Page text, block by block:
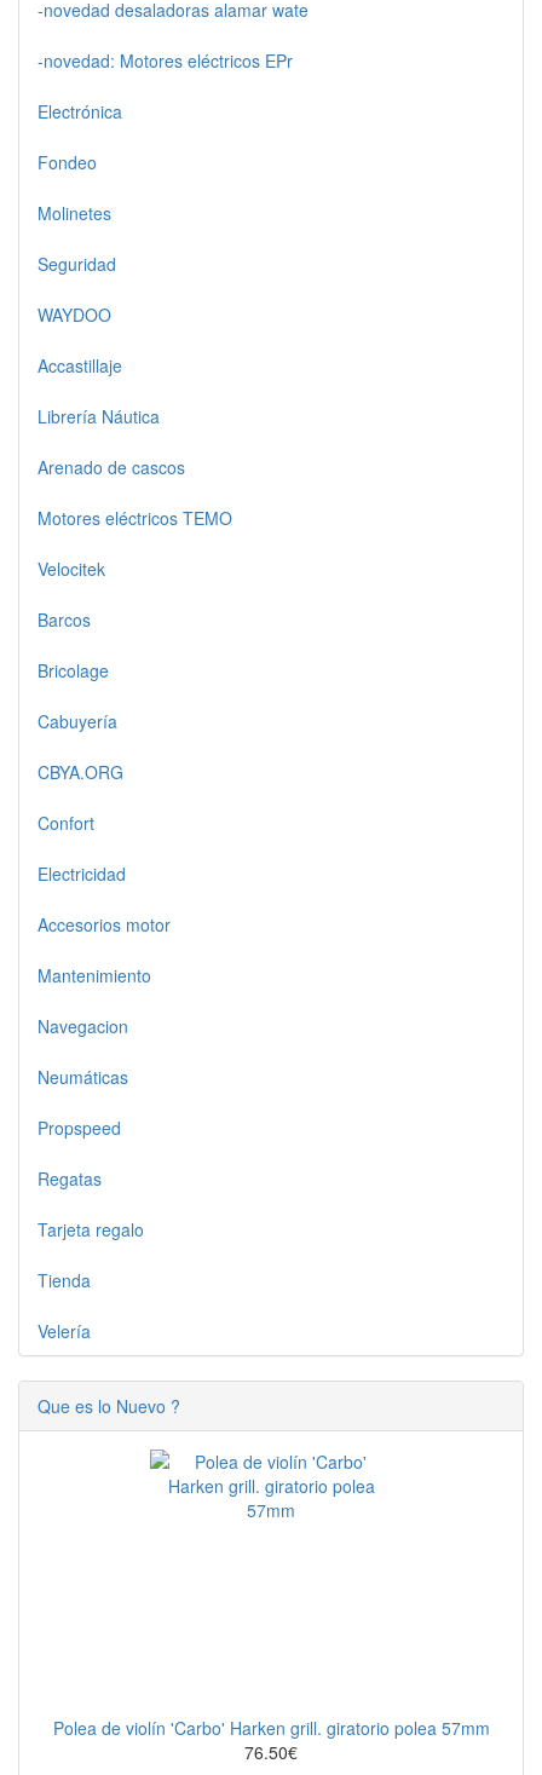
-novedad desaladoras alamar wate
-novedad: Motores eléctricos EPr
Electrónica
Fondeo
Molinetes
Seguridad
WAYDOO
Accastillaje
Librería Náutica
Arenado de cascos
Motores eléctricos TEMO
Velocitek
Barcos
Bricolage
Cabuyería
CBYA.ORG
Confort
Electricidad
Accesorios motor
Mantenimiento
Navegacion
Neumáticas
Propspeed
Regatas
Tarjeta regalo
Tienda
Velería
Que es lo Nuevo ?
Polea de violín 'Carbo' Harken grill. giratorio polea 57mm
76.50€